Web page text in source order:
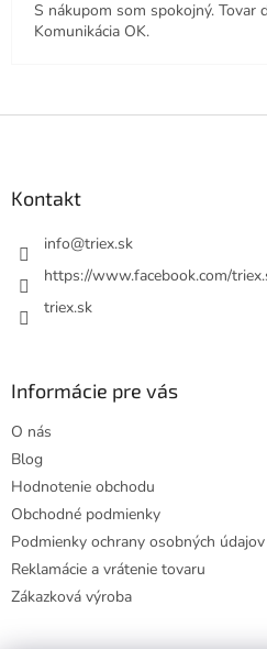
S nákupom som spokojný. Tovar
Komunikácia OK.
Kontakt
info@triex.sk
https://www.facebook.com/
triex.sk
Informácie pre vás
O nás
Blog
Hodnotenie obchodu
Obchodné podmienky
Podmienky ochrany osobných údajov
Reklamácie a vrátenie tovaru
Zákazková výroba